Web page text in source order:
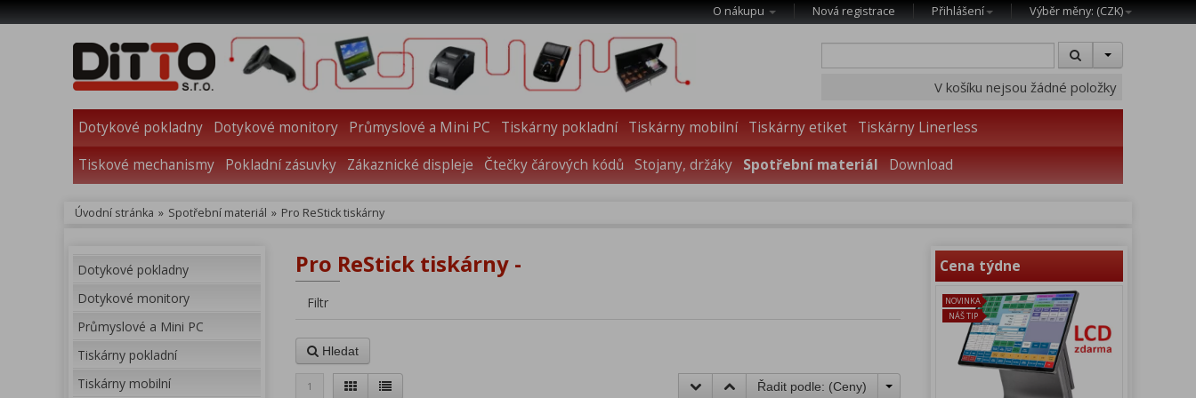
O nákupu Nová registrace Přihlášení Výběr měny: (CZK)
V košíku nejsou žádné položky
Dotykové pokladny Dotykové monitory Průmyslové a Mini PC Tiskárny pokladní Tiskárny mobilní Tiskárny etiket
Tiskárny Linerless
Tiskové mechanismy
Pokladní zásuvky Zákaznické displeje Čtečky čárových kódů Stojany, držáky Spotřební materiál Download
Úvodní stránka » Spotřební materiál » Pro ReStick tiskárny
Dotykové pokladny
Dotykové monitory
Průmyslové a Mini PC
Tiskárny pokladní
Tiskárny mobilní
Pro ReStick tiskárny -
Filtr
Hledat
1 Řadit podle: (Ceny)
Cena týdne
NOVINKA
NÁŠ TIP